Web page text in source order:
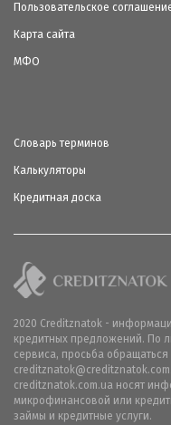
Пользовательское
Карта сайта
МФО
Словарь терминов
Калькуляторы
Кредитная доска
2020 Creditznatok -
кредитных предложений. По
сервиса, просьба
creditznatok.com.ua носят
микрофинансовой или
займы и кредитные услуги.